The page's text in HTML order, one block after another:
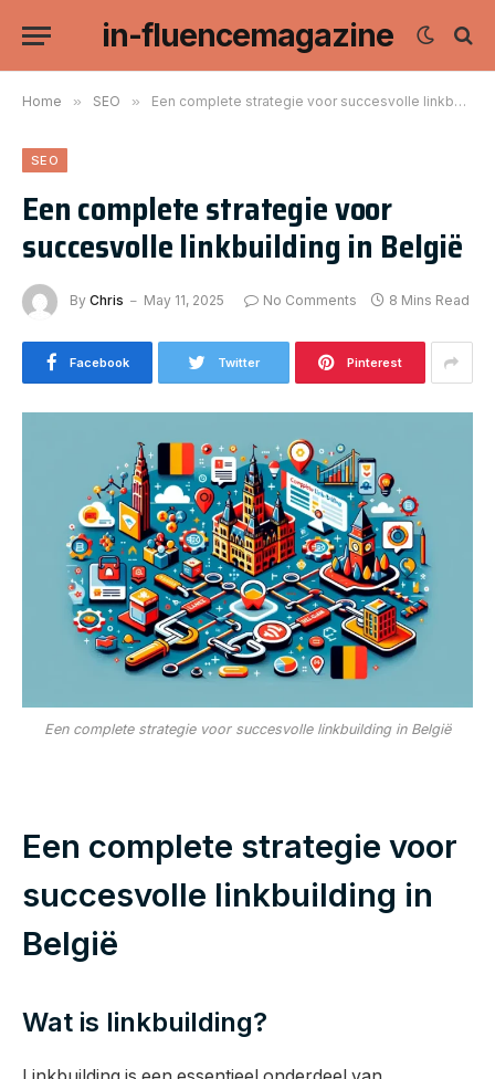
in-fluencemagazine
Home » SEO » Een complete strategie voor succesvolle linkbuilding in België
SEO
Een complete strategie voor
succesvolle linkbuilding in België
By Chris May 11, 2025 No Comments 8 Mins Read
Facebook Twitter Pinterest
Een complete strategie voor succesvolle linkbuilding in België
Een complete strategie voor
succesvolle linkbuilding in
België
Wat is linkbuilding?